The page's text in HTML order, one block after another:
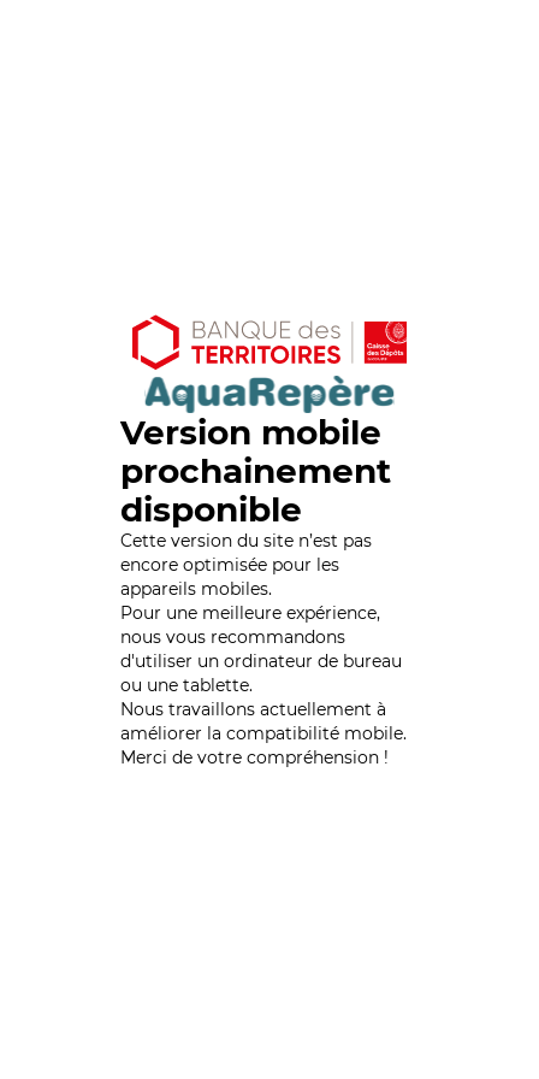
Version mobile
prochainement
disponible
Cette version du site n’est pas
encore optimisée pour les
appareils mobiles.
Pour une meilleure expérience,
nous vous recommandons
d'utiliser un ordinateur de bureau
ou une tablette.
Nous travaillons actuellement à
améliorer la compatibilité mobile.
Merci de votre compréhension !